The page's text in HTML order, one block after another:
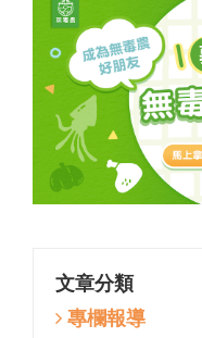
文章分類
專欄報導